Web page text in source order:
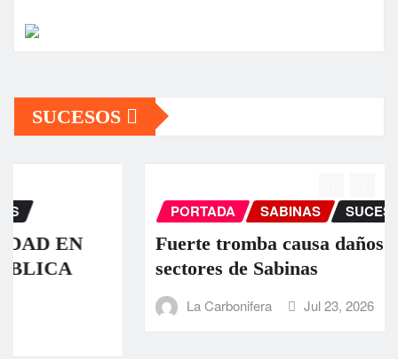
SUCESOS
SABINAS SUCESOS
Fuerte tromba causa daños en algunos
sectores de Sabinas
Jul 23, 2026